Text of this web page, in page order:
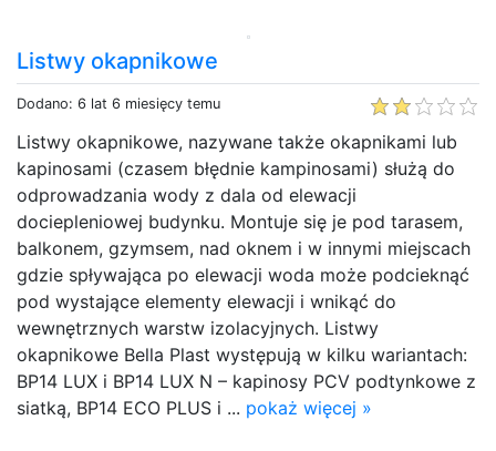
Listwy okapnikowe
Dodano: 6 lat 6 miesięcy temu
Listwy okapnikowe, nazywane także okapnikami lub
kapinosami (czasem błędnie kampinosami) służą do
odprowadzania wody z dala od elewacji
dociepleniowej budynku. Montuje się je pod tarasem,
balkonem, gzymsem, nad oknem i w innymi miejscach
gdzie spływająca po elewacji woda może podcieknąć
pod wystające elementy elewacji i wnikąć do
wewnętrznych warstw izolacyjnych. Listwy
okapnikowe Bella Plast występują w kilku wariantach:
BP14 LUX i BP14 LUX N – kapinosy PCV podtynkowe z
siatką, BP14 ECO PLUS i ... pokaż więcej »